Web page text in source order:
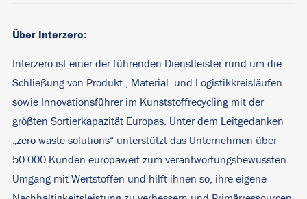
Über Interzero:
Interzero ist einer der führenden Dienstleister rund um die
Schließung von Produkt-, Material- und Logistikkreisläufen
sowie Innovationsführer im Kunststoffrecycling mit der
größten Sortierkapazität Europas. Unter dem Leitgedanken
„zero waste solutions“ unterstützt das Unternehmen über
50.000 Kunden europaweit zum verantwortungsbewussten
Umgang mit Wertstoffen und hilft ihnen so, ihre eigene